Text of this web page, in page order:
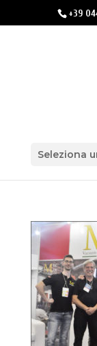
+39
Seleziona